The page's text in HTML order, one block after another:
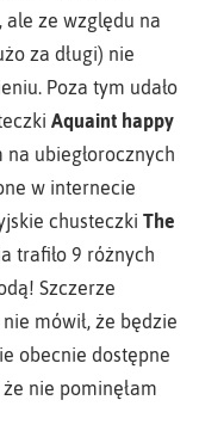
, ale ze względu na
za długi) nie
Poza tym udało
Aquaint happy
ubiegłorocznych
w internecie
chusteczki The
trafiło 9 różnych
Szczerze
mówił, że będzie
obecnie dostępne
nie pominęłam